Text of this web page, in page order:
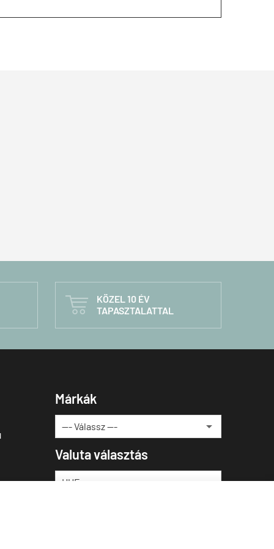

KÖZEL 10 ÉV
TAPASZTALATTAL
Márkák
Valuta választás